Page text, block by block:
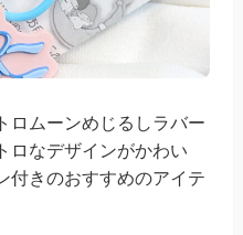
ロムーンめじるしラバー
ロなデザインがかわい
付きのおすすめのアイテ